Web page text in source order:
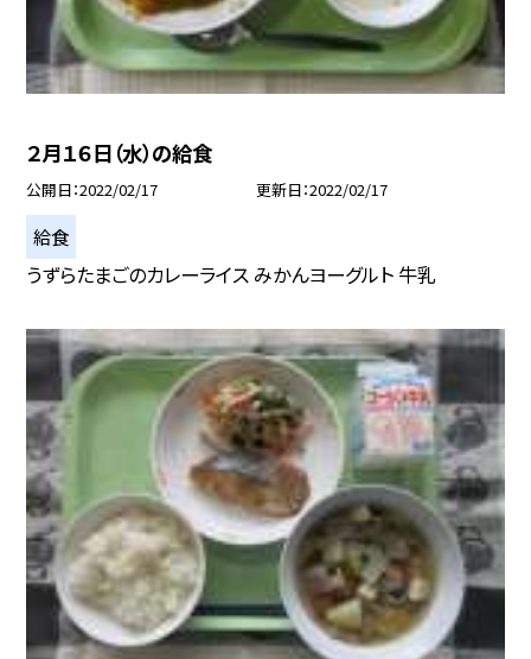
２月１６日（水）の給食
公開日 2022/02/17 更新日 2022/02/17
給食
うずらたまごのカレーライス みかんヨーグルト 牛乳